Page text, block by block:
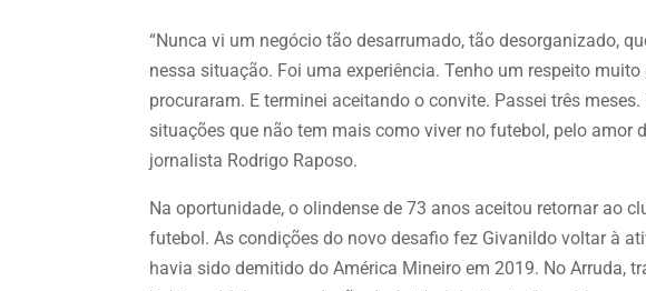
“Nunca vi um negócio tão desarrumado, tão desorganizado,
nessa situação. Foi uma experiência. Tenho um respeito
procuraram. E terminei aceitando o convite. Passei três
situações que não tem mais como viver no futebol, pelo amor
jornalista Rodrigo Raposo.
Na oportunidade, o olindense de 73 anos aceitou retornar ao
futebol. As condições do novo desafio fez Givanildo voltar à
havia sido demitido do América Mineiro em 2019. No Arruda,